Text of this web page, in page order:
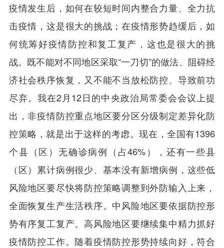
疫情发生后，如何在较短时间内整合力量、全力抗
击疫情，这是很大的挑战；在疫情形势趋缓后，如
何统筹好疫情防控和复工复产，这也是很大的挑
战。既不能对不同地区采取“一刀切”的做法、阻碍经
济社会秩序恢复，又不能不当放松防控、导致前功
尽弃。我在2月12日的中央政治局常委会会议上提
出，非疫情防控重点地区要分区分级制定差异化防
控策略，就是出于这样的考虑。现在，全国有1396
个县（区）无确诊病例（占46%），还有一些县
（区）累计病例很少、基本没有新增病例，这些低
风险地区要尽快将防控策略调整到外防输入上来，
全面恢复生产生活秩序。中风险地区要依据防控形
势有序复工复产。高风险地区要继续集中精力抓好
疫情防控工作。随着疫情防控形势持续向好，符合